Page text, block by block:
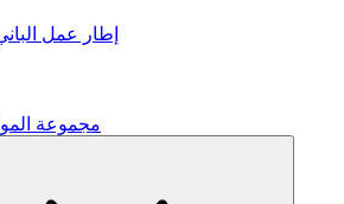
إطار عمل
مجموعة